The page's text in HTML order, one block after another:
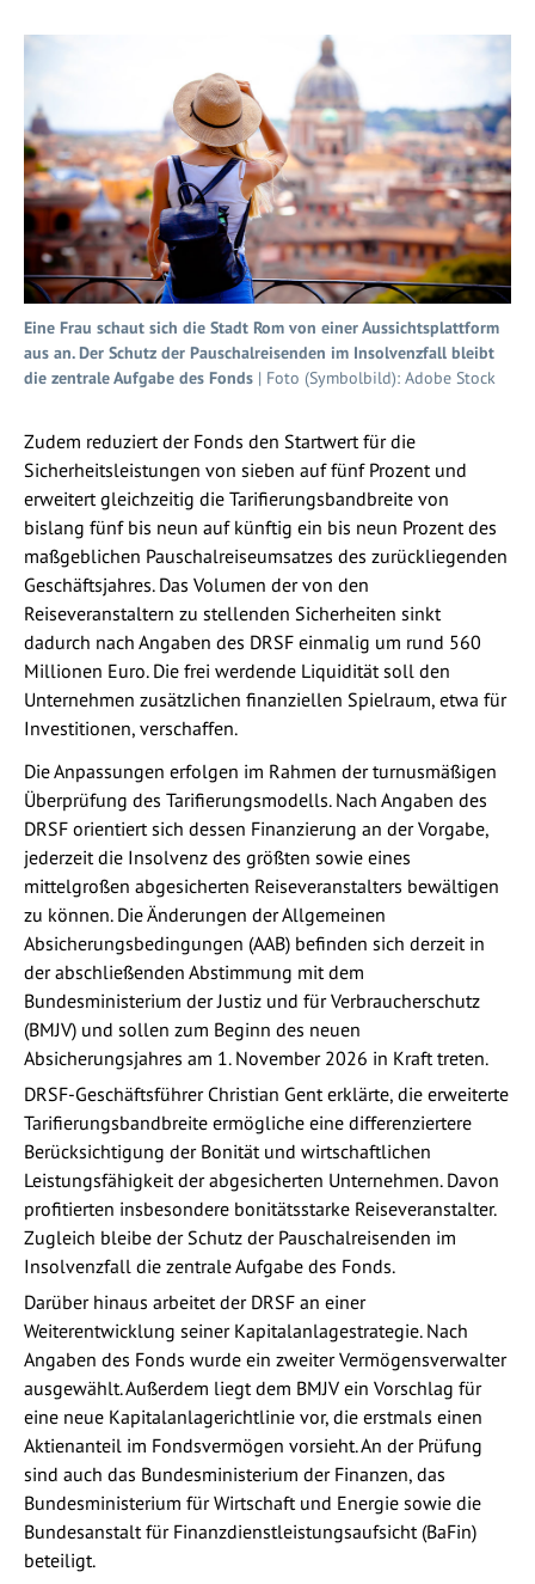
Eine Frau schaut sich die Stadt Rom von einer Aussichtsplattform
aus an. Der Schutz der Pauschalreisenden im Insolvenzfall bleibt
die zentrale Aufgabe des Fonds | Foto (Symbolbild): Adobe Stock
Zudem reduziert der Fonds den Startwert für die
Sicherheitsleistungen von sieben auf fünf Prozent und
erweitert gleichzeitig die Tarifierungsbandbreite von
bislang fünf bis neun auf künftig ein bis neun Prozent des
maßgeblichen Pauschalreiseumsatzes des zurückliegenden
Geschäftsjahres. Das Volumen der von den
Reiseveranstaltern zu stellenden Sicherheiten sinkt
dadurch nach Angaben des DRSF einmalig um rund 560
Millionen Euro. Die frei werdende Liquidität soll den
Unternehmen zusätzlichen finanziellen Spielraum, etwa für
Investitionen, verschaffen.
Die Anpassungen erfolgen im Rahmen der turnusmäßigen
Überprüfung des Tarifierungsmodells. Nach Angaben des
DRSF orientiert sich dessen Finanzierung an der Vorgabe,
jederzeit die Insolvenz des größten sowie eines
mittelgroßen abgesicherten Reiseveranstalters bewältigen
zu können. Die Änderungen der Allgemeinen
Absicherungsbedingungen (AAB) befinden sich derzeit in
der abschließenden Abstimmung mit dem
Bundesministerium der Justiz und für Verbraucherschutz
(BMJV) und sollen zum Beginn des neuen
Absicherungsjahres am 1. November 2026 in Kraft treten.
DRSF-Geschäftsführer Christian Gent erklärte, die erweiterte
Tarifierungsbandbreite ermögliche eine differenziertere
Berücksichtigung der Bonität und wirtschaftlichen
Leistungsfähigkeit der abgesicherten Unternehmen. Davon
profitierten insbesondere bonitätsstarke Reiseveranstalter.
Zugleich bleibe der Schutz der Pauschalreisenden im
Insolvenzfall die zentrale Aufgabe des Fonds.
Darüber hinaus arbeitet der DRSF an einer
Weiterentwicklung seiner Kapitalanlagestrategie. Nach
Angaben des Fonds wurde ein zweiter Vermögensverwalter
ausgewählt. Außerdem liegt dem BMJV ein Vorschlag für
eine neue Kapitalanlagerichtlinie vor, die erstmals einen
Aktienanteil im Fondsvermögen vorsieht. An der Prüfung
sind auch das Bundesministerium der Finanzen, das
Bundesministerium für Wirtschaft und Energie sowie die
Bundesanstalt für Finanzdienstleistungsaufsicht (BaFin)
beteiligt.